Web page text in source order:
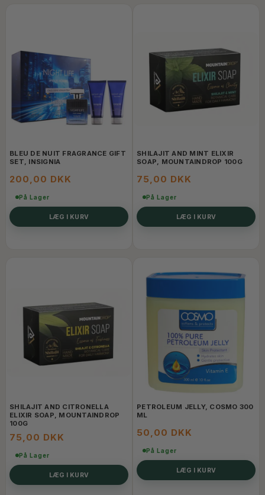
BLEU DE NUIT FRAGRANCE GIFT
SET, INSIGNIA
200,00 DKK
På Lager
LÆG I KURV
SHILAJIT AND MINT ELIXIR
SOAP, MOUNTAINDROP 100G
75,00 DKK
På Lager
LÆG I KURV
SHILAJIT AND CITRONELLA
ELIXIR SOAP, MOUNTAINDROP
100G
75,00 DKK
På Lager
LÆG I KURV
PETROLEUM JELLY, COSMO 300
ML
50,00 DKK
På Lager
LÆG I KURV